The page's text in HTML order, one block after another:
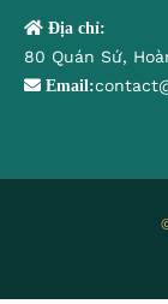
Địa chỉ:
80 Quán Sứ,
Email: